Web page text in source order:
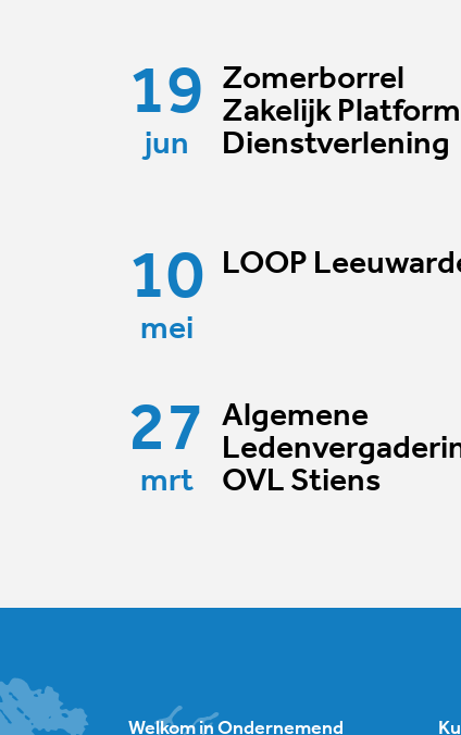
19
jun
Zomerborrel
Zakelijk Platform
Dienstverlening
10
mei
LOOP
27
mrt
Algemene
OVL Stiens
Welkom in Ondernemend